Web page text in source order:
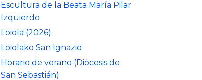
Escultura de la Beata María Pilar
Izquierdo
Loiola (2026)
Loiolako San Ignazio
Horario de verano (Diócesis de
San Sebastián)